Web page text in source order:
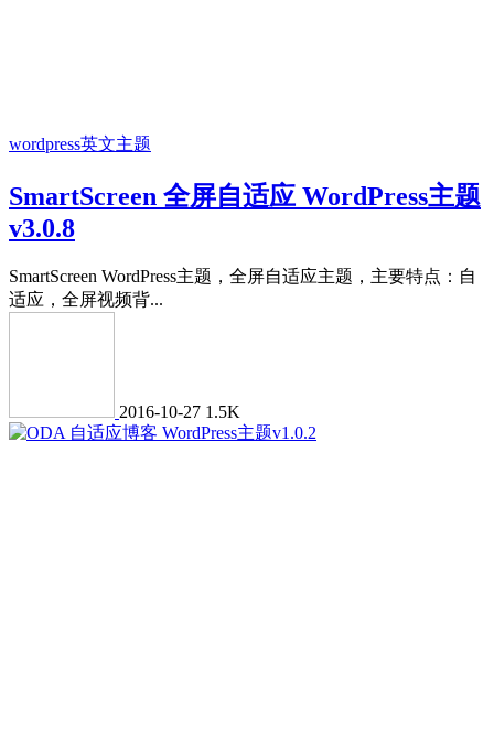
wordpress英文主题
SmartScreen 全屏自适应 WordPress主题
v3.0.8
SmartScreen WordPress主题，全屏自适应主题，主要特点：自
适应，全屏视频背...
2016-10-27 1.5K